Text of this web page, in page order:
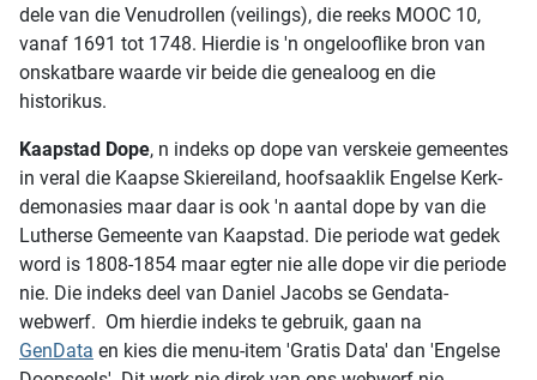
dele van die Venudrollen (veilings), die reeks MOOC 10,
vanaf 1691 tot 1748. Hierdie is 'n ongelooflike bron van
onskatbare waarde vir beide die genealoog en die
historikus.
Kaapstad Dope, n indeks op dope van verskeie gemeentes
in veral die Kaapse Skiereiland, hoofsaaklik Engelse Kerk-
demonasies maar daar is ook 'n aantal dope by van die
Lutherse Gemeente van Kaapstad. Die periode wat gedek
word is 1808-1854 maar egter nie alle dope vir die periode
nie. Die indeks deel van Daniel Jacobs se Gendata-
webwerf. Om hierdie indeks te gebruik, gaan na
GenData en kies die menu-item 'Gratis Data' dan 'Engelse